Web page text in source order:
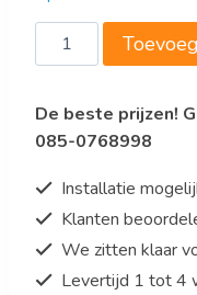
Gastro-
Inox
koeling
600
geforceerd
gekoeld
aantal
De beste prijzen!
085-0768998
Installatie
Klanten
We zitten klaar
Levertijd 1 tot 4